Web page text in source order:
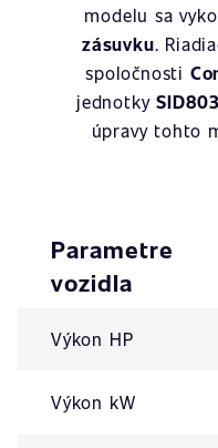
modelu sa
zásuvku.
spoločnosti
jednotky
úpravy tohto
Parametre
vozidla
Výkon HP
Výkon kW